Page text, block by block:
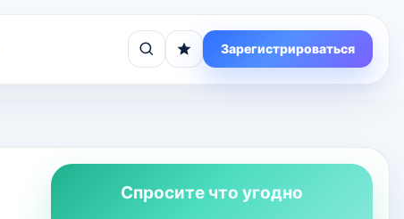
Зарегистрироваться
Спросите что угодно